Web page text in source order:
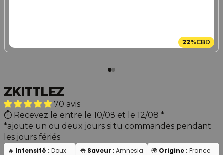
22%CBD
ZKITTLEZ
70 avis
Recevez le entre le 10/08 et le 12/08 *
*ajoute un ou deux jours si tu commandes pendant
les jours fériés
🔥 Intensité : Doux 👅 Saveur : Amnesia 🌍 Origine : France